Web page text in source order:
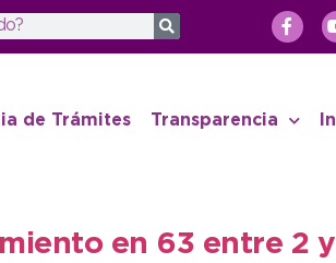
de Trámites Transparencia
en 63 entre 2 y